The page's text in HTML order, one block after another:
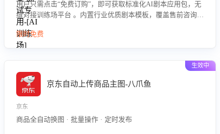
用户只需点击“免费订购”，即可获取标准化AI剧本应用包，无
缝对接训练场平台 。内置行业优质剧本模板，覆盖售前咨询、
售后处理等全场景，消除复杂部署流程，节省90%的初始化时
间，助力企业快速启动智能客服训练
限时免费
生效中
京东自动上传商品主图-八爪鱼
京东
商品全自动换图 · 批量操作 · 定时发布